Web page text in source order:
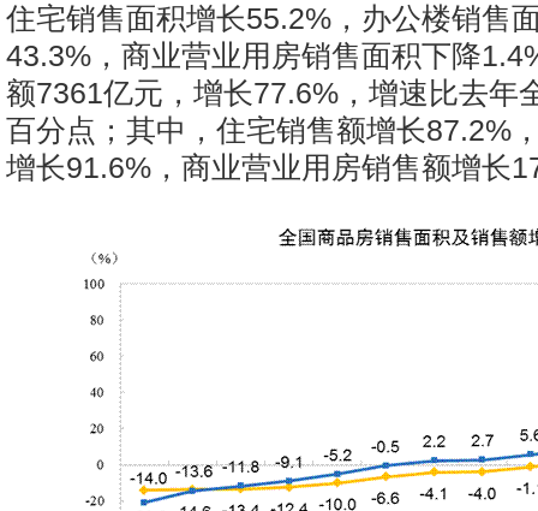
住宅销售面积增长55.2%，办公楼销售
43.3%，商业营业用房销售面积下降
额7361亿元，增长77.6%，增速比去年
百分点；其中，住宅销售额增长87.2%
增长91.6%，商业营业用房销售额增长